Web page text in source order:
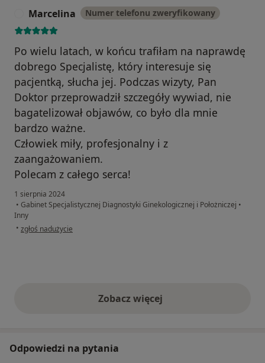
Marcelina Numer telefonu zweryfikowany
Po wielu latach, w końcu trafiłam na naprawdę
dobrego Specjalistę, który interesuje się
pacjentką, słucha jej. Podczas wizyty, Pan
Doktor przeprowadził szczegóły wywiad, nie
bagatelizował objawów, co było dla mnie
bardzo ważne.
Człowiek miły, profesjonalny i z
zaangażowaniem.
Polecam z całego serca!
1 sierpnia 2024
• Gabinet Specjalistycznej Diagnostyki Ginekologicznej i Położniczej •
Inny
• w opinii użytkownika Marcelina
zgłoś nadużycie
Zobacz więcejopinie powyżej
Odpowiedzi na pytania